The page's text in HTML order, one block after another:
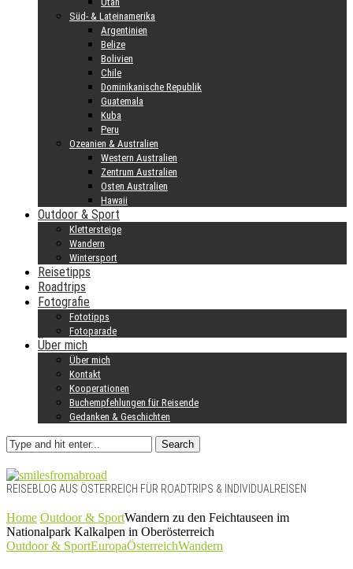
Süd- & Lateinamerika
Argentinien
Belize
Bolivien
Chile
Dominikanische Republik
Guatemala
Kuba
Peru
Ozeanien & Australien
Western Australien
Zentrum Australien
Osten Australien
Hawaii
Outdoor & Sport
Klettersteige
Wandern
Wintersport
Reisetipps
Roadtrips
Fotografie
Fototipps
Fotoparade
Über mich
Über mich
Kontakt
Kooperationen
Buchempfehlungen für Reisende
Gedanken & Geschichten
Search
REISEBLOG AUS ÖSTERREICH FÜR ROADTRIPS & INDIVIDUALREISEN
Home Outdoor & SportWandern zu den Feichtauseen im
Nationalpark Kalkalpen in Oberösterreich
Outdoor & SportEuropaÖsterreichWandern